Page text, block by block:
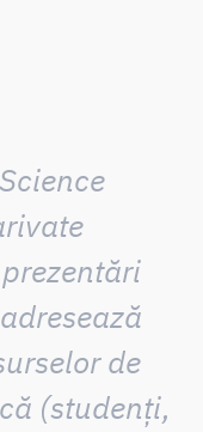
de
(studenți,